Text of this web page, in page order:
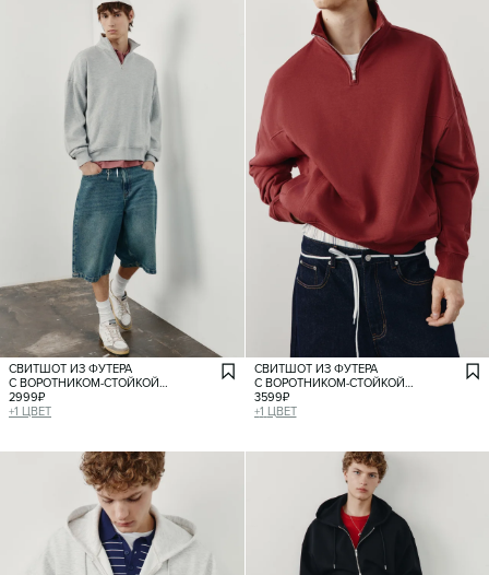
СВИТШОТ ИЗ ФУТЕРА
С ВОРОТНИКОМ-СТОЙКОЙ
НА МОЛНИИ
2999₽
+1 ЦВЕТ
СВИТШОТ ИЗ ФУТЕРА
С ВОРОТНИКОМ-СТОЙКОЙ
НА МОЛНИИ
3599₽
+1 ЦВЕТ